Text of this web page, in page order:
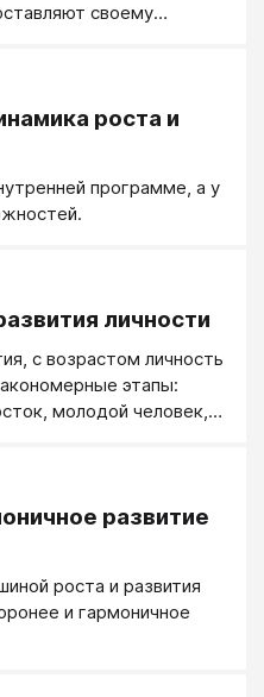
своему
корреляция между
(генотипом)
он воспитывается.
с высоким
будет ребенок с
роста и
программе, а у
личности
с возрастом личность
этапы:
молодой человек,
развитие
роста и развития
и гармоничное